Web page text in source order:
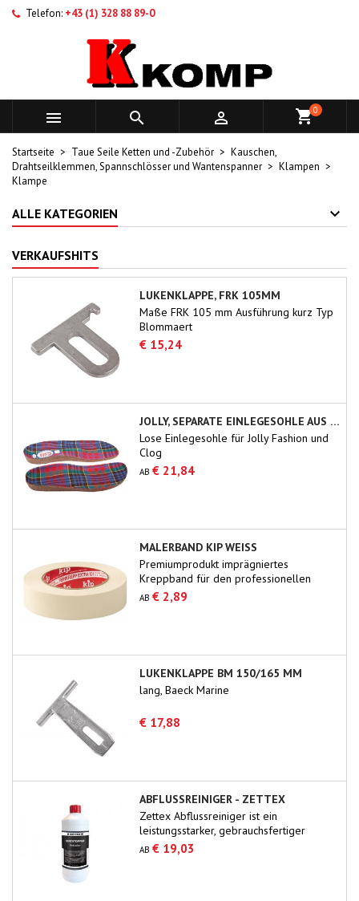
Telefon: +43 (1) 328 88 89-0
   0
Startseite Taue Seile Ketten und -Zubehör
Kauschen,
Drahtseilklemmen, Spannschlösser und Wantenspanner
Klampen
Klampe
ALLE KATEGORIEN
VERKAUFSHITS
LUKENKLAPPE, FRK 105MM
Maße FRK 105 mm Ausführung kurz Typ
Blommaert
€ 15,24
JOLLY, SEPARATE EINLEGESOHLE AUS KORK
Lose Einlegesohle für Jolly Fashion und
Clog
AB € 21,84
MALERBAND KIP WEISS
Premiumprodukt imprägniertes
Kreppband für den professionellen
Gebrauch.
AB € 2,89
LUKENKLAPPE BM 150/165 MM
lang, Baeck Marine
€ 17,88
ABFLUSSREINIGER - ZETTEX
Zettex Abflussreiniger ist ein
leistungsstarker, gebrauchsfertiger
Reiniger, der alle Verstopfungen in
Abflüssen schnell beseitigt.Organische
AB € 19,03